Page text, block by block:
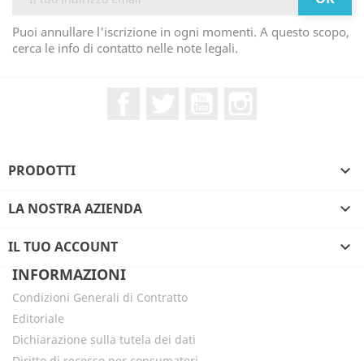
Puoi annullare l'iscrizione in ogni momenti. A questo scopo,
cerca le info di contatto nelle note legali.
PRODOTTI 
LA NOSTRA AZIENDA 
IL TUO ACCOUNT

INFORMAZIONI
Condizioni Generali di Contratto
Editoriale
Dichiarazione sulla tutela dei dati